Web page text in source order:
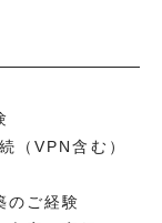
（VPN含む）
のご経験